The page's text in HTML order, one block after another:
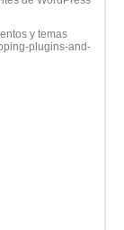
y temas
plugins-and-